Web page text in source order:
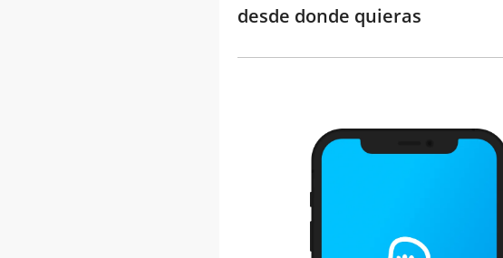
desde donde quieras